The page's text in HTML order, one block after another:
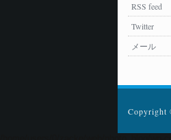
RSS feed
Twitter
メール
Copyright